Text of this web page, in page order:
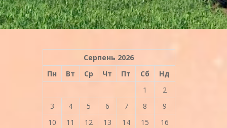
Серпень 2026
Пн
Вт Ср Чт Пт Сб
Нд
1
2
3
4 5 6 7 8
9
10
11 12 13 14 15
16